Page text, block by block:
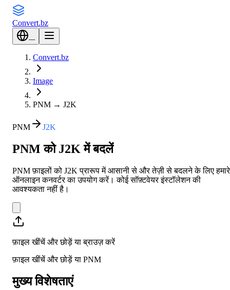
Convert.bz
---
Convert.bz
Image
PNM → J2K
PNM J2K
PNM को J2K में बदलें
PNM फ़ाइलों को J2K प्रारूप में आसानी से और तेज़ी से बदलने के लिए हमारे
ऑनलाइन कनवर्टर का उपयोग करें। कोई सॉफ़्टवेयर इंस्टॉलेशन की
आवश्यकता नहीं है।
फ़ाइल खींचें और छोड़ें या ब्राउज़ करें
फ़ाइल खींचें और छोड़ें या PNM
मुख्य विशेषताएं